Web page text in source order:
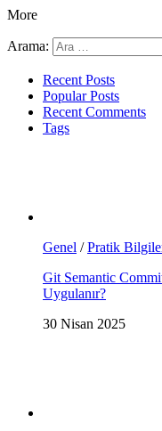
More
Arama:
Recent Posts
Popular Posts
Recent Comments
Tags
Genel /Pratik
Git Semantic
Uygulanır?
30 Nisan 2025